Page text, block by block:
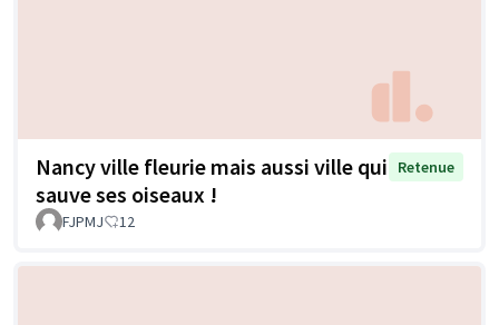
Nancy ville fleurie mais aussi ville qui
sauve ses oiseaux !
Retenue
FJPMJ 12